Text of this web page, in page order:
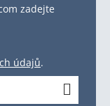
zadejte
údajů.